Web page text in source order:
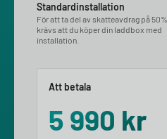
Standardinstallation
För att ta del av skatteavdrag på 50%
krävs att du köper din laddbox med
installation.
Att betala
5 990 kr